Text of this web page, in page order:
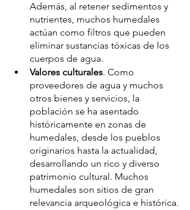
Además, al retener sedimentos y
nutrientes, muchos humedales
actúan como filtros que pueden
eliminar sustancias tóxicas de los
cuerpos de agua.
Valores culturales. Como
proveedores de agua y muchos
otros bienes y servicios, la
población se ha asentado
históricamente en zonas de
humedales, desde los pueblos
originarios hasta la actualidad,
desarrollando un rico y diverso
patrimonio cultural. Muchos
humedales son sitios de gran
relevancia arqueológica e histórica.